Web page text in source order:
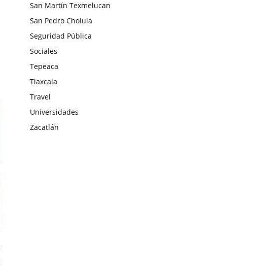
San Martín Texmelucan
San Pedro Cholula
Seguridad Pública
Sociales
Tepeaca
Tlaxcala
Travel
Universidades
Zacatlán